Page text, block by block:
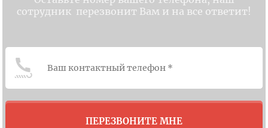
сотрудник перезвонит Вам и на все ответит!
ПЕРЕЗВОНИТЕ МНЕ